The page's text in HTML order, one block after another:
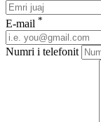
E-mail *
Numri i telefonit